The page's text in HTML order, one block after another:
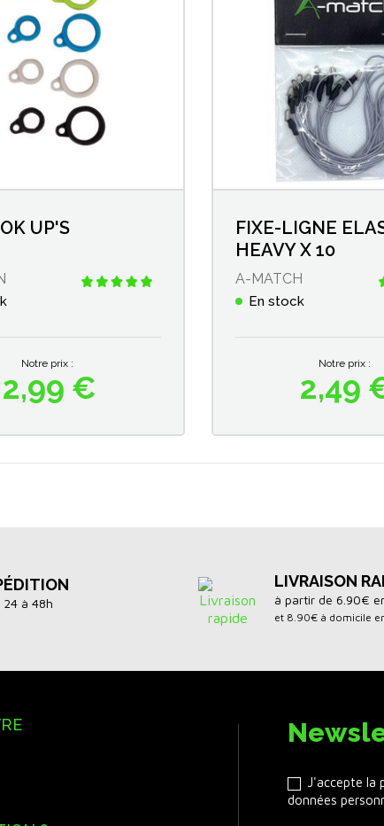
UP'S
Prix
Notre prix :
2,99 €
FIXE-LIGNE
HEAVY X 10
A-MATCH
En stock
Prix
Notre prix :
2,49
24 à 48h
LIVRAISON
à partir de 6.90€
et 8.90€ à domicile
J'accepte la
données